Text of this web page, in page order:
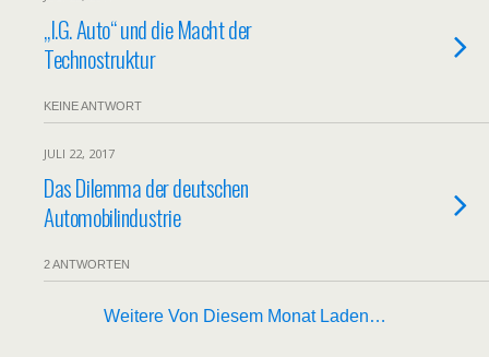
„I.G. Auto“ und die Macht der
Technostruktur
KEINE ANTWORT
JULI 22, 2017
Das Dilemma der deutschen
Automobilindustrie
2 ANTWORTEN
Weitere Von Diesem Monat Laden…